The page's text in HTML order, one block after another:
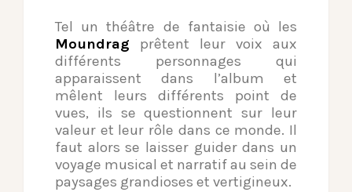
Tel un théâtre de fantaisie où les
Moundrag prêtent leur voix aux
différents personnages qui
apparaissent dans l’album et
mêlent leurs différents point de
vues, ils se questionnent sur leur
valeur et leur rôle dans ce monde. Il
faut alors se laisser guider dans un
voyage musical et narratif au sein de
paysages grandioses et vertigineux.